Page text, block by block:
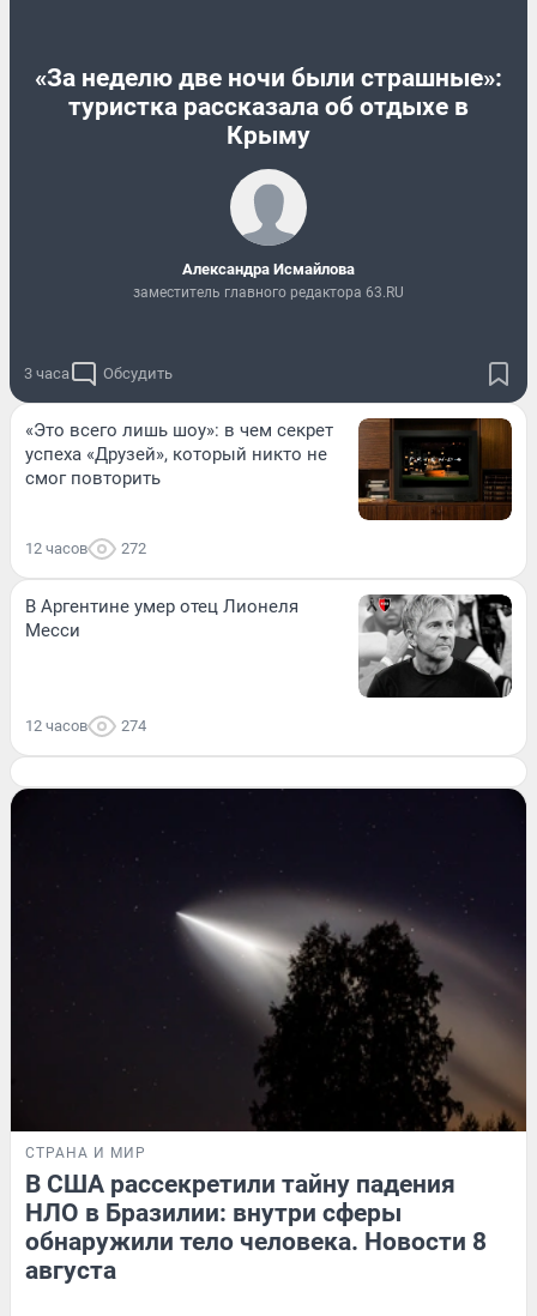
«За неделю две ночи были страшные»:
туристка рассказала об отдыхе в
Крыму
Александра Исмайлова
заместитель главного редактора 63.RU
3 часа Обсудить
«Это всего лишь шоу»: в чем секрет
успеха «Друзей», который никто не
смог повторить
12 часов 272
В Аргентине умер отец Лионеля
Месси
12 часов 274
СТРАНА И МИР
В США рассекретили тайну падения
НЛО в Бразилии: внутри сферы
обнаружили тело человека. Новости 8
августа